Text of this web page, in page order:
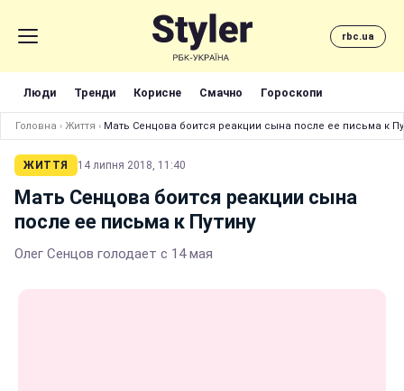
rbc.ua
Люди Тренди Корисне Смачно Гороскопи
Головна › Життя › Мать Сенцова боится реакции сына после ее письма к
ЖИТТЯ 14 липня 2018, 11:40
Мать Сенцова боится реакции сына
после ее письма к Путину
Олег Сенцов голодает с 14 мая